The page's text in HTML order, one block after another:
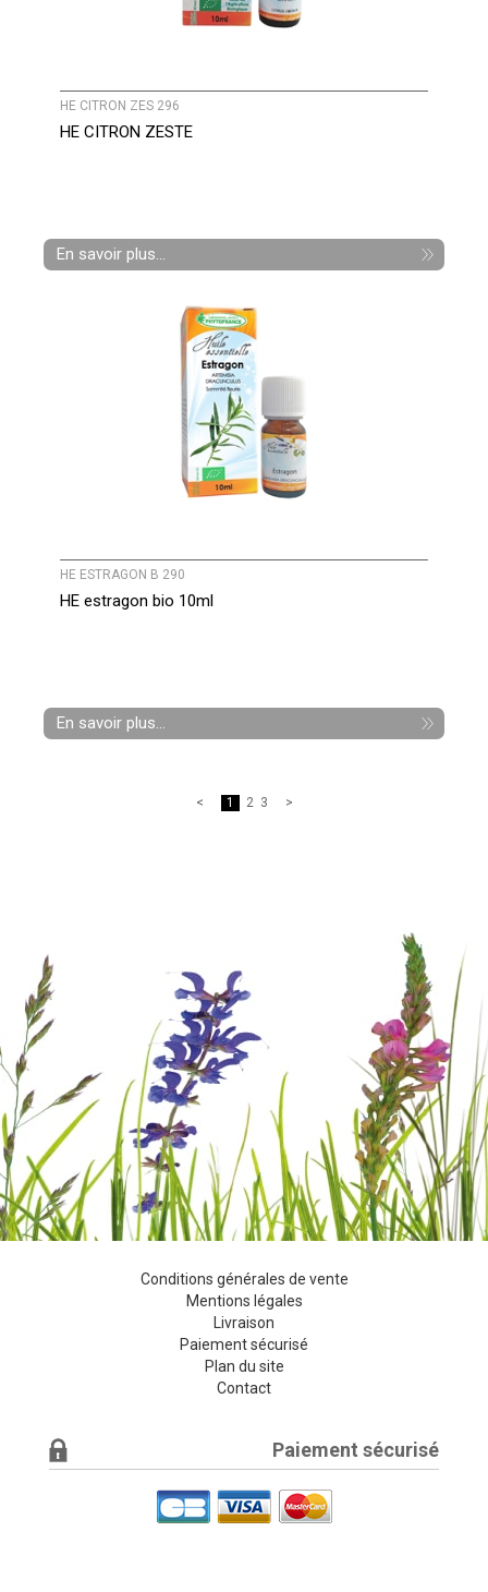
HE CITRON ZES 296
HE CITRON ZESTE
En savoir plus...
HE ESTRAGON B 290
HE estragon bio 10ml
En savoir plus...
1 2 3
Conditions générales de vente
Mentions légales
Livraison
Paiement sécurisé
Plan du site
Contact
Paiement sécurisé